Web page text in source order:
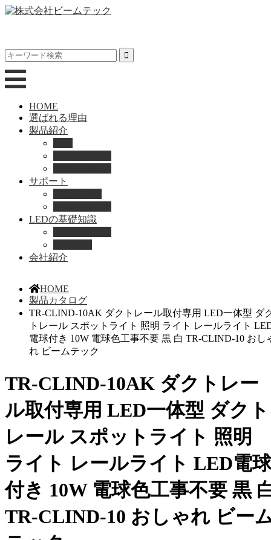
HOME
選ばれる理由
製品紹介
サポート
LEDの基礎知識
会社紹介
HOME
製品カタログ
TR-CLIND-10AK ダクトレール取付専用 LED一体型 ダ
トレール スポットライト 照明 ライト レールライト
電球付き 10W 電球色工事不要 黒 白 TR-CLIND-10 おし
れ ビームテック
TR-CLIND-10AK ダクトレー
ル取付専用 LED一体型 ダクト
レール スポットライト 照明
ライト レールライト LED電球
付き 10W 電球色工事不要 黒
TR-CLIND-10 おしゃれ ビー